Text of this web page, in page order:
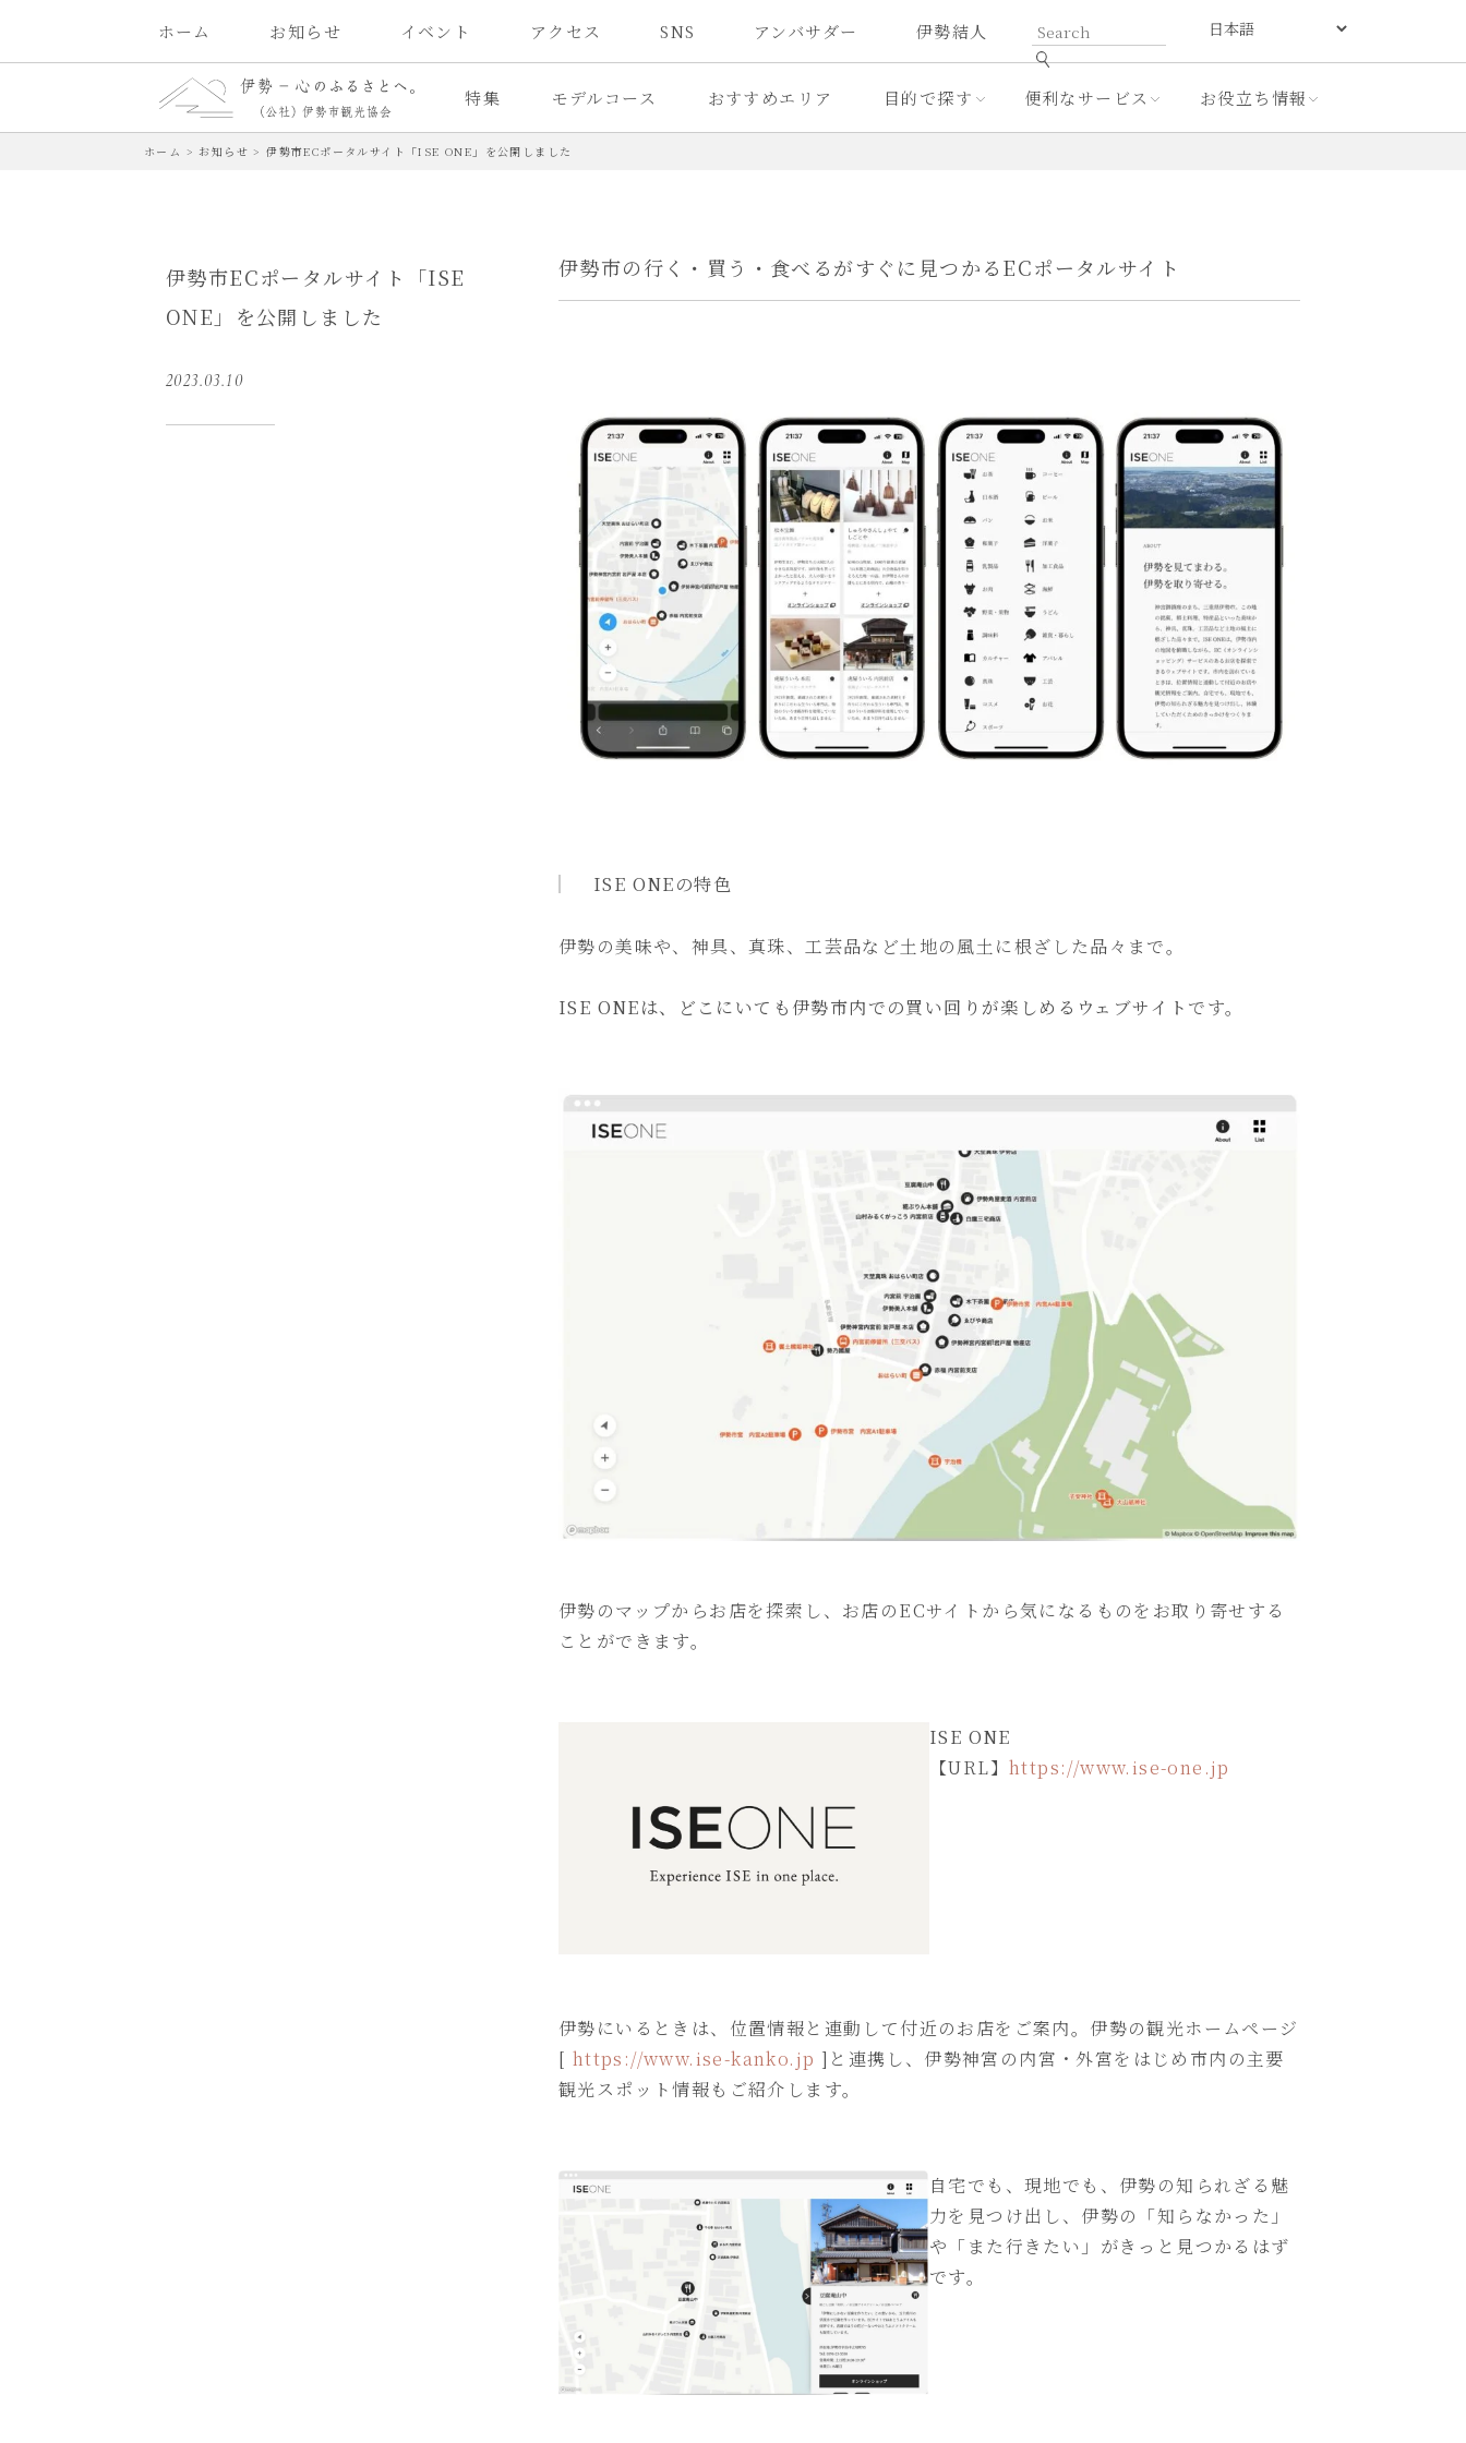
ホーム お知らせ イベント アクセス SNS アンバサダー 伊勢結人
特集 モデルコース おすすめエリア 目的で探す 便利なサービス お役立ち情報
ホーム >お知らせ >伊勢市ECポータルサイト「ISE ONE」を公開しました
伊勢市ECポータルサイト「ISE
ONE」を公開しました
2023.03.10
伊勢市の行く・買う・食べるがすぐに見つかるECポータルサイト
ISE ONEの特色
伊勢の美味や、神具、真珠、工芸品など土地の風土に根ざした品々まで。
ISE ONEは、どこにいても伊勢市内での買い回りが楽しめるウェブサイト です。
伊勢のマップからお店を探索し、お店のECサイトから気になるものをお取り寄せする
ことができます。
ISE ONE
【URL】 https://www.ise-one.jp
伊勢にいるときは、位置情報と連動して付近のお店をご案内。伊勢の観光ホームページ
[ https://www.ise-kanko.jp ]と連携し、伊勢神宮の内宮・外宮をはじめ市内の主要
観光スポット情報もご紹介します。
自宅でも、現地でも、伊勢の知られざる魅
力を見つけ出し、伊勢の「知らなかった」
や「また行きたい」がきっと見つかるはず
です。